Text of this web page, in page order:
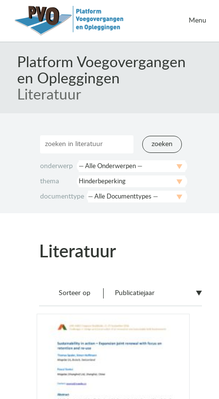
Menu
springen
Platform Voegovergangen
en Opleggingen
Literatuur
zoeken
onderwerp
thema
documenttype
Literatuur
Sorteer op Publicatiejaar